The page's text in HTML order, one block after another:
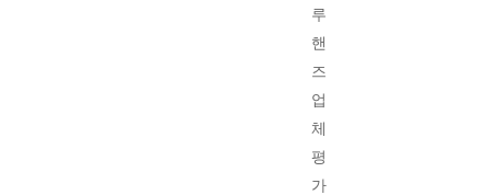
루
핸
즈
업
체
평
가